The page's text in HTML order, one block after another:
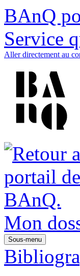
BAnQ
Service
Aller directement au
Mon
Sous-menu